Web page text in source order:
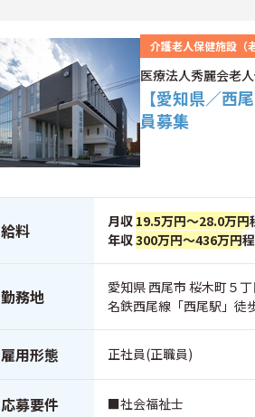
介護老人保健施設（
医療法人秀麗会老
【愛知県／西
員募集
給料 月収 19.5万円～28.0万円
年収300万円～436万円
勤務地
愛知県 西尾市 桜木町５
名鉄西尾線「西尾駅」徒
雇用形態 正社員(正職員)
応募要件 ■社会福祉士